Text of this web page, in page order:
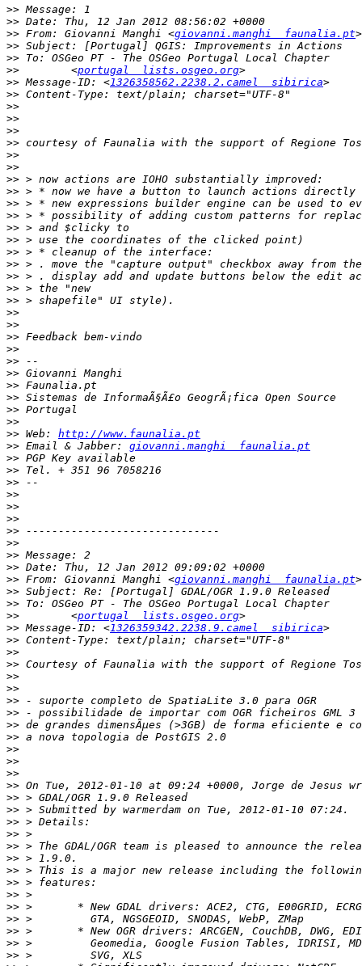
>>
>>
>> From: Giovanni Manghi <giovanni.manghi  faunalia.pt
>>
>>
>> <portugal  lists.osgeo.org
>> Message-ID: <1326358562.2238.2.camel  sibirica
>>
>>
>>
>>
>>
>>
>>
>>
>>
>>
>>
>>
>>
>>
>>
>>
>>
>>
>>
>>
>>
>>
>>
>>
>>
>>
>>
>>
>> Web: http://www.faunalia.pt
>> Email & Jabber: giovanni.manghi  faunalia.pt
>>
>>
>>
>>
>>
>>
>>
>>
>>
>>
>> From: Giovanni Manghi <giovanni.manghi  faunalia.pt
>>
>>
>> <portugal  lists.osgeo.org
>> Message-ID: <1326359342.2238.9.camel  sibirica
>>
>>
>>
>>
>>
>>
>>
>>
>>
>>
>>
>>
>>
>>
>>
>>
>>
>>
>>
>>
>>
>>
>>
>>
>>
>>
>>